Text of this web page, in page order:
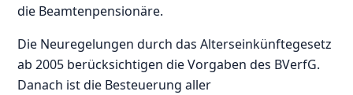
die Beamtenpensionäre.
Die Neuregelungen durch das Alterseinkünftegesetz
ab 2005 berücksichtigen die Vorgaben des BVerfG.
Danach ist die Besteuerung aller